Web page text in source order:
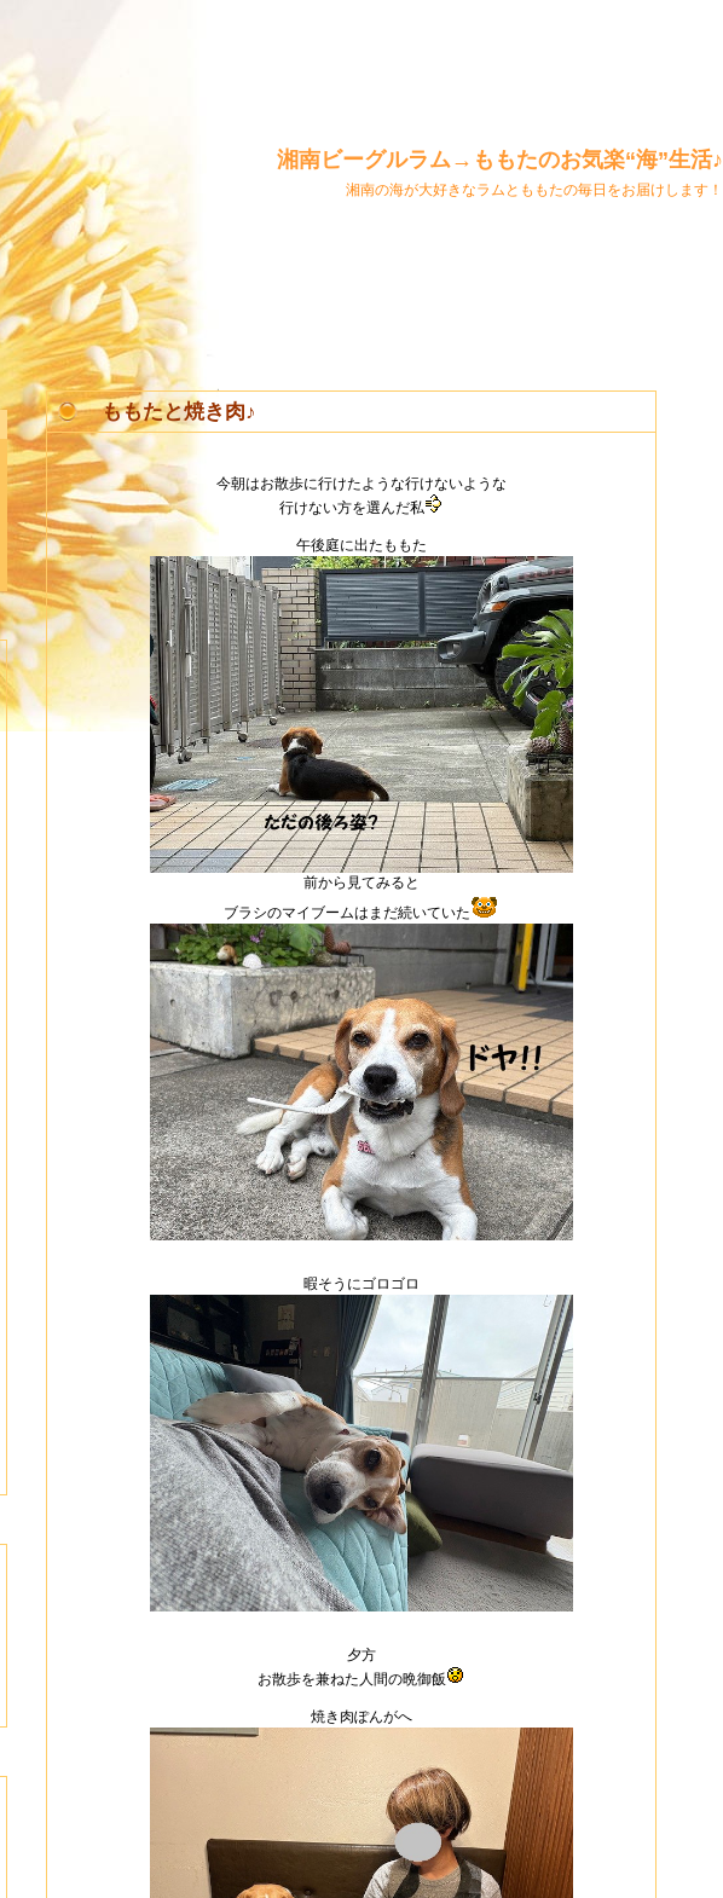
湘南ビーグルラム→ももたのお気楽“海”生活♪
湘南の海が大好きなラムとももたの毎日をお届けします！
ももたと焼き肉♪
今朝はお散歩に行けたような行けないような
行けない方を選んだ私
午後庭に出たももた
前から見てみると
ブラシのマイブームはまだ続いていた
暇そうにゴロゴロ
夕方
お散歩を兼ねた人間の晩御飯
焼き肉ぽんがへ